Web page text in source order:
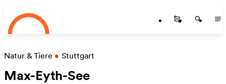
Zum Hauptinhalt springen
Startseite
Natur & Tiere • Stuttgart
Max-Eyth-See